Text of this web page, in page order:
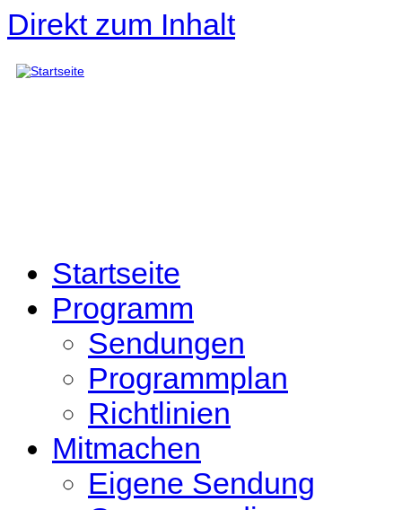
Direkt zum Inhalt
Startseite
Programm
Sendungen
Programmplan
Richtlinien
Mitmachen
Eigene Sendung